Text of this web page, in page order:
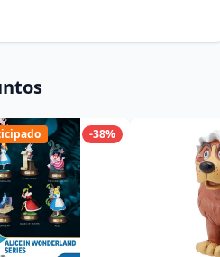
-38%